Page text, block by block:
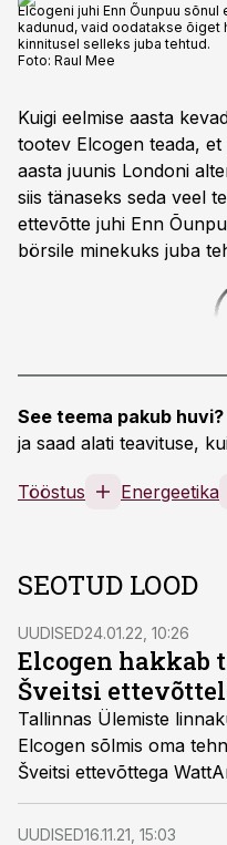
Elcogeni juhi Enn Õunpuu
kadunud, vaid oodatakse õiget
kinnitusel selleks juba tehtud.
Foto: Raul Mee
Kuigi eelmise aasta
tootev Elcogen teada,
aasta juunis Londoni
siis tänaseks seda veel
ettevõtte juhi Enn
börsile minekuks juba
See teema pakub huvi?
ja saad alati teavituse,
Tööstus Energeetika
SEOTUD LOOD
UUDISED24.01.22, 10:26
Elcogen hakkab
Šveitsi
Tallinnas Ülemiste
Elcogen sõlmis oma
Šveitsi ettevõttega
elektrisõidukite
loomisele.
UUDISED16.11.21, 15:03